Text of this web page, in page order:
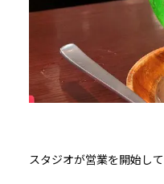
スタジオが営業を開始して